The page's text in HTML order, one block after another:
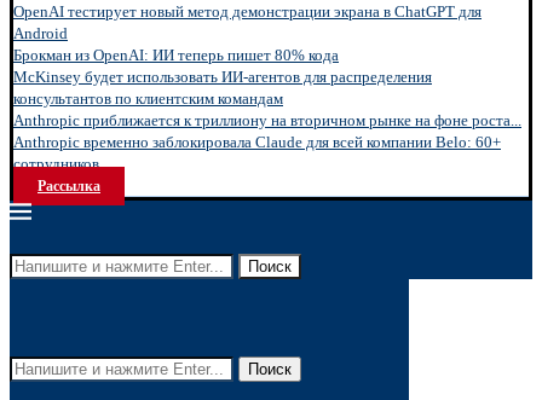
OpenAI тестирует новый метод демонстрации экрана в ChatGPT для
Android
Брокман из OpenAI: ИИ теперь пишет 80% кода
McKinsey будет использовать ИИ-агентов для распределения
консультантов по клиентским командам
Anthropic приближается к триллиону на вторичном рынке на фоне роста...
Anthropic временно заблокировала Claude для всей компании Belo: 60+
сотрудников...
Рассылка
Поиск
Поиск